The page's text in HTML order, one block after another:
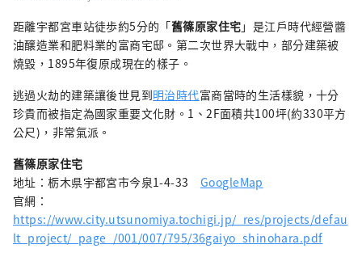
距離宇都宮車站徒歩約5分的「舊篠原家住宅」是江戶時代經營醬
油醸造業和肥料業的富商宅邸。第二次世界大戰中，部分建築被
燒毀，1895年復原成現在的樣子。
逃過火劫的建築讓後世見到明治時代富商當時的生活樣貌，十分
珍貴而被指定為國家重要文化財。1、2F面積共100坪(約330平方
公尺)，非常氣派。
舊篠原家住宅
地址：栃木県宇都宮市今泉1-4-33 GoogleMap
官網：
https://www.city.utsunomiya.tochigi.jp/_res/projects/defau
lt_project/_page_/001/007/795/36gaiyo_shinohara.pdf